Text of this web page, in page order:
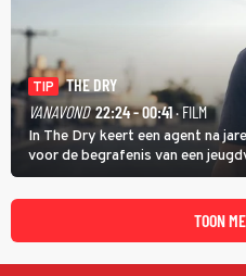
TIP
THE DRY
VANAVOND 22:24 - 00:41· FILM
In The Dry keert een agent na
voor de begrafenis van een
onderzoeken van diens dood
met een oude zaak.
TOON